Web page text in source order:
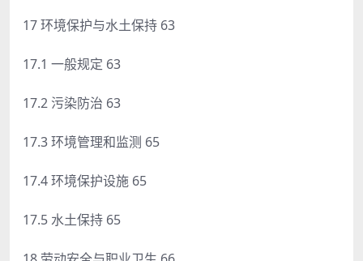
17 环境保护与水土保持 63
17.1 一般规定 63
17.2 污染防治 63
17.3 环境管理和监测 65
17.4 环境保护设施 65
17.5 水土保持 65